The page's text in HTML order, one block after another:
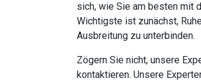
sich, wie Sie am besten mit
Wichtigste ist zunächst,
Ausbreitung zu unterbinden.
Zögern Sie nicht, unsere
kontaktieren. Unsere